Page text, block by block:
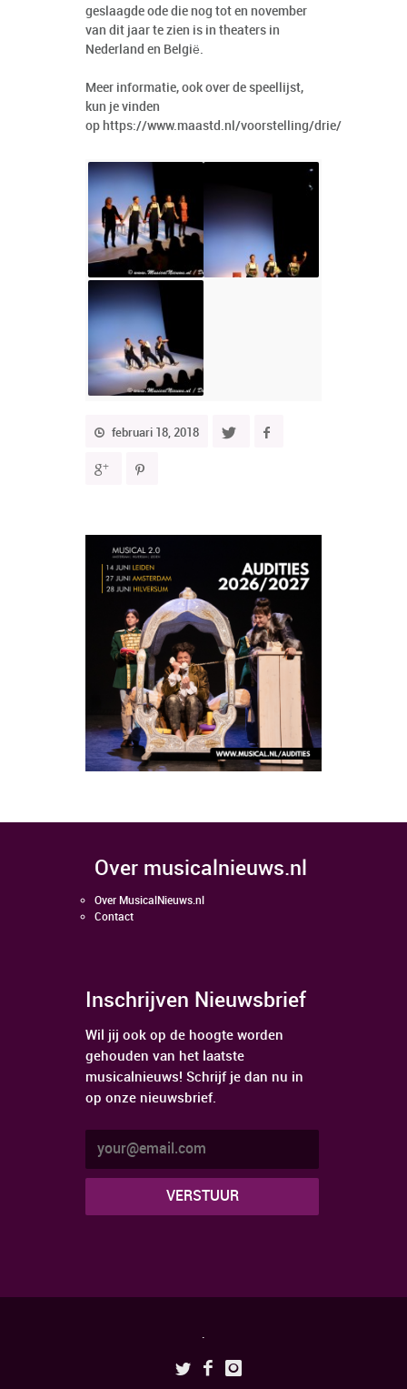
geslaagde ode die nog tot en november
van dit jaar te zien is in theaters in
Nederland en België.
Meer informatie, ook over de speellijst,
kun je vinden
op https://www.maastd.nl/voorstelling/drie/
februari 18, 2018
over musicalnieuws.nl
Over MusicalNieuws.nl
Contact
Inschrijven Nieuwsbrief
Wil jij ook op de hoogte worden
gehouden van het laatste
musicalnieuws! Schrijf je dan nu in
op onze nieuwsbrief.
.